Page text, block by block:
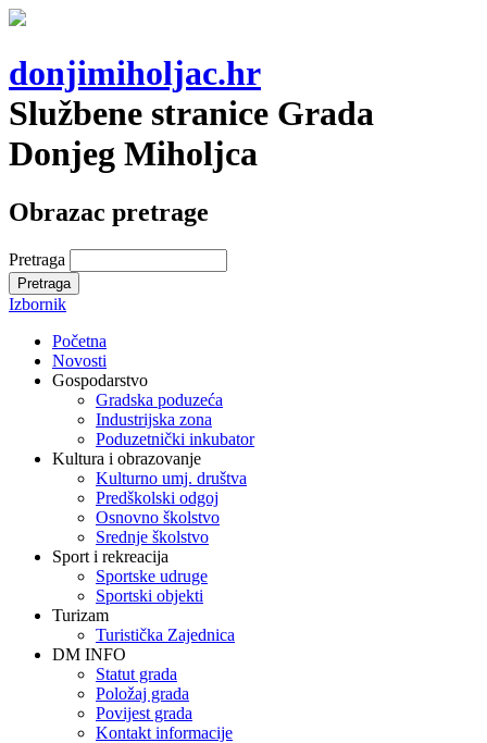
donjimiholjac.hr
Službene stranice Grada
Donjeg Miholjca
Obrazac pretrage
Pretraga
Izbornik
Početna
Novosti
Gospodarstvo
Gradska poduzeća
Industrijska zona
Poduzetnički inkubator
Kultura i obrazovanje
Kulturno umj. društva
Predškolski odgoj
Osnovno školstvo
Srednje školstvo
Sport i rekreacija
Sportske udruge
Sportski objekti
Turizam
Turistička Zajednica
DM INFO
Statut grada
Položaj grada
Povijest grada
Kontakt informacije